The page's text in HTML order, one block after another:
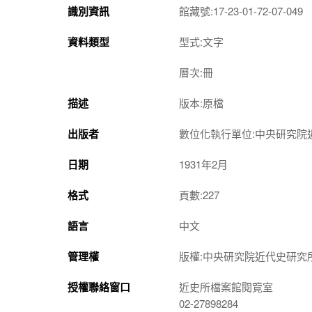
識別資訊 館藏號:17-23-01-72-07-049
資料類型 型式:文字
層次:冊
描述 版本:原檔
出版者 數位化執行單位:中央研究院
日期 1931年2月
格式 頁數:227
語言 中文
管理權 版權:中央研究院近代史研究
授權聯絡窗口
近史所檔案館閱覽室
02-27898284